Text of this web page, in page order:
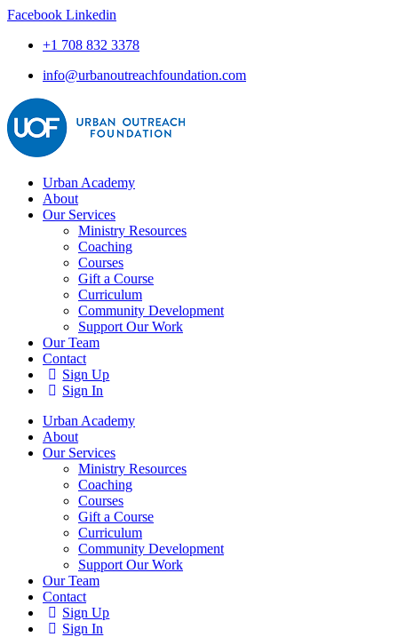
Facebook Linkedin
+1 708 832 3378
info@urbanoutreachfoundation.com
Urban Academy
About
Our Services
Ministry Resources
Coaching
Courses
Gift a Course
Curriculum
Community Development
Support Our Work
Our Team
Contact
Sign Up
Sign In
Urban Academy
About
Our Services
Ministry Resources
Coaching
Courses
Gift a Course
Curriculum
Community Development
Support Our Work
Our Team
Contact
Sign Up
Sign In